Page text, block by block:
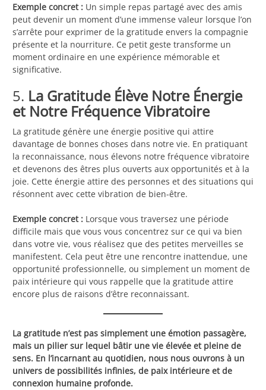
Exemple concret : Un simple repas partagé avec des amis
peut devenir un moment d’une immense valeur lorsque l’on
s’arrête pour exprimer de la gratitude envers la compagnie
présente et la nourriture. Ce petit geste transforme un
moment ordinaire en une expérience mémorable et
significative.
5. La Gratitude Élève Notre Énergie
et Notre Fréquence Vibratoire
La gratitude génère une énergie positive qui attire
davantage de bonnes choses dans notre vie. En pratiquant
la reconnaissance, nous élevons notre fréquence vibratoire
et devenons des êtres plus ouverts aux opportunités et à la
joie. Cette énergie attire des personnes et des situations qui
résonnent avec cette vibration de bien-être.
Exemple concret : Lorsque vous traversez une période
difficile mais que vous vous concentrez sur ce qui va bien
dans votre vie, vous réalisez que des petites merveilles se
manifestent. Cela peut être une rencontre inattendue, une
opportunité professionnelle, ou simplement un moment de
paix intérieure qui vous rappelle que la gratitude attire
encore plus de raisons d’être reconnaissant.
La gratitude n’est pas simplement une émotion passagère,
mais un pilier sur lequel bâtir une vie élevée et pleine de
sens. En l’incarnant au quotidien, nous nous ouvrons à un
univers de possibilités infinies, de paix intérieure et de
connexion humaine profonde.